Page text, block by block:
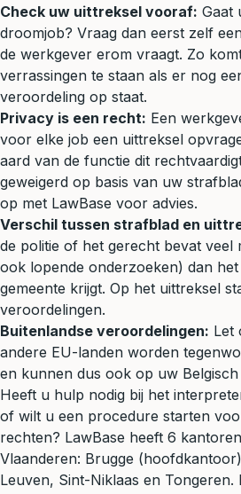
Check uw uittreksel vooraf: Gaat
droomjob? Vraag dan eerst zelf
de werkgever erom vraagt. Zo
verrassingen te staan als er nog
veroordeling op staat.
Privacy is een recht: Een
voor elke job een uittreksel
aard van de functie dit
geweigerd op basis van uw
op met LawBase voor advies.
Verschil tussen strafblad en
de politie of het gerecht bevat veel
ook lopende onderzoeken) dan
gemeente krijgt. Op het uittreksel
veroordelingen.
Buitenlandse veroordelingen: Let
andere EU-landen worden
en kunnen dus ook op uw
Heeft u hulp nodig bij het
of wilt u een procedure starten
rechten? LawBase heeft 6
Vlaanderen: Brugge
Leuven, Sint-Niklaas en Tongeren.